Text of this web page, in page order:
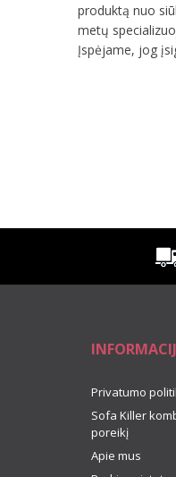
produktą nuo
metų
Įspėjame, jog
Privatumo
Sofa Killer
poreikį
Apie mus